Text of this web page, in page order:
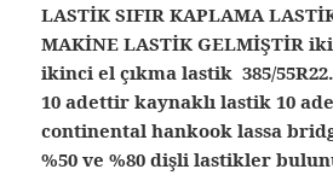
LASTİK SIFIR KAPLAMA
MAKİNE LASTİK GELMİŞTİR
ikinci el çıkma lastik 385/
10 adettir kaynaklı lastik 10
continental hankook lassa
%50 ve %80 dişli lastikler